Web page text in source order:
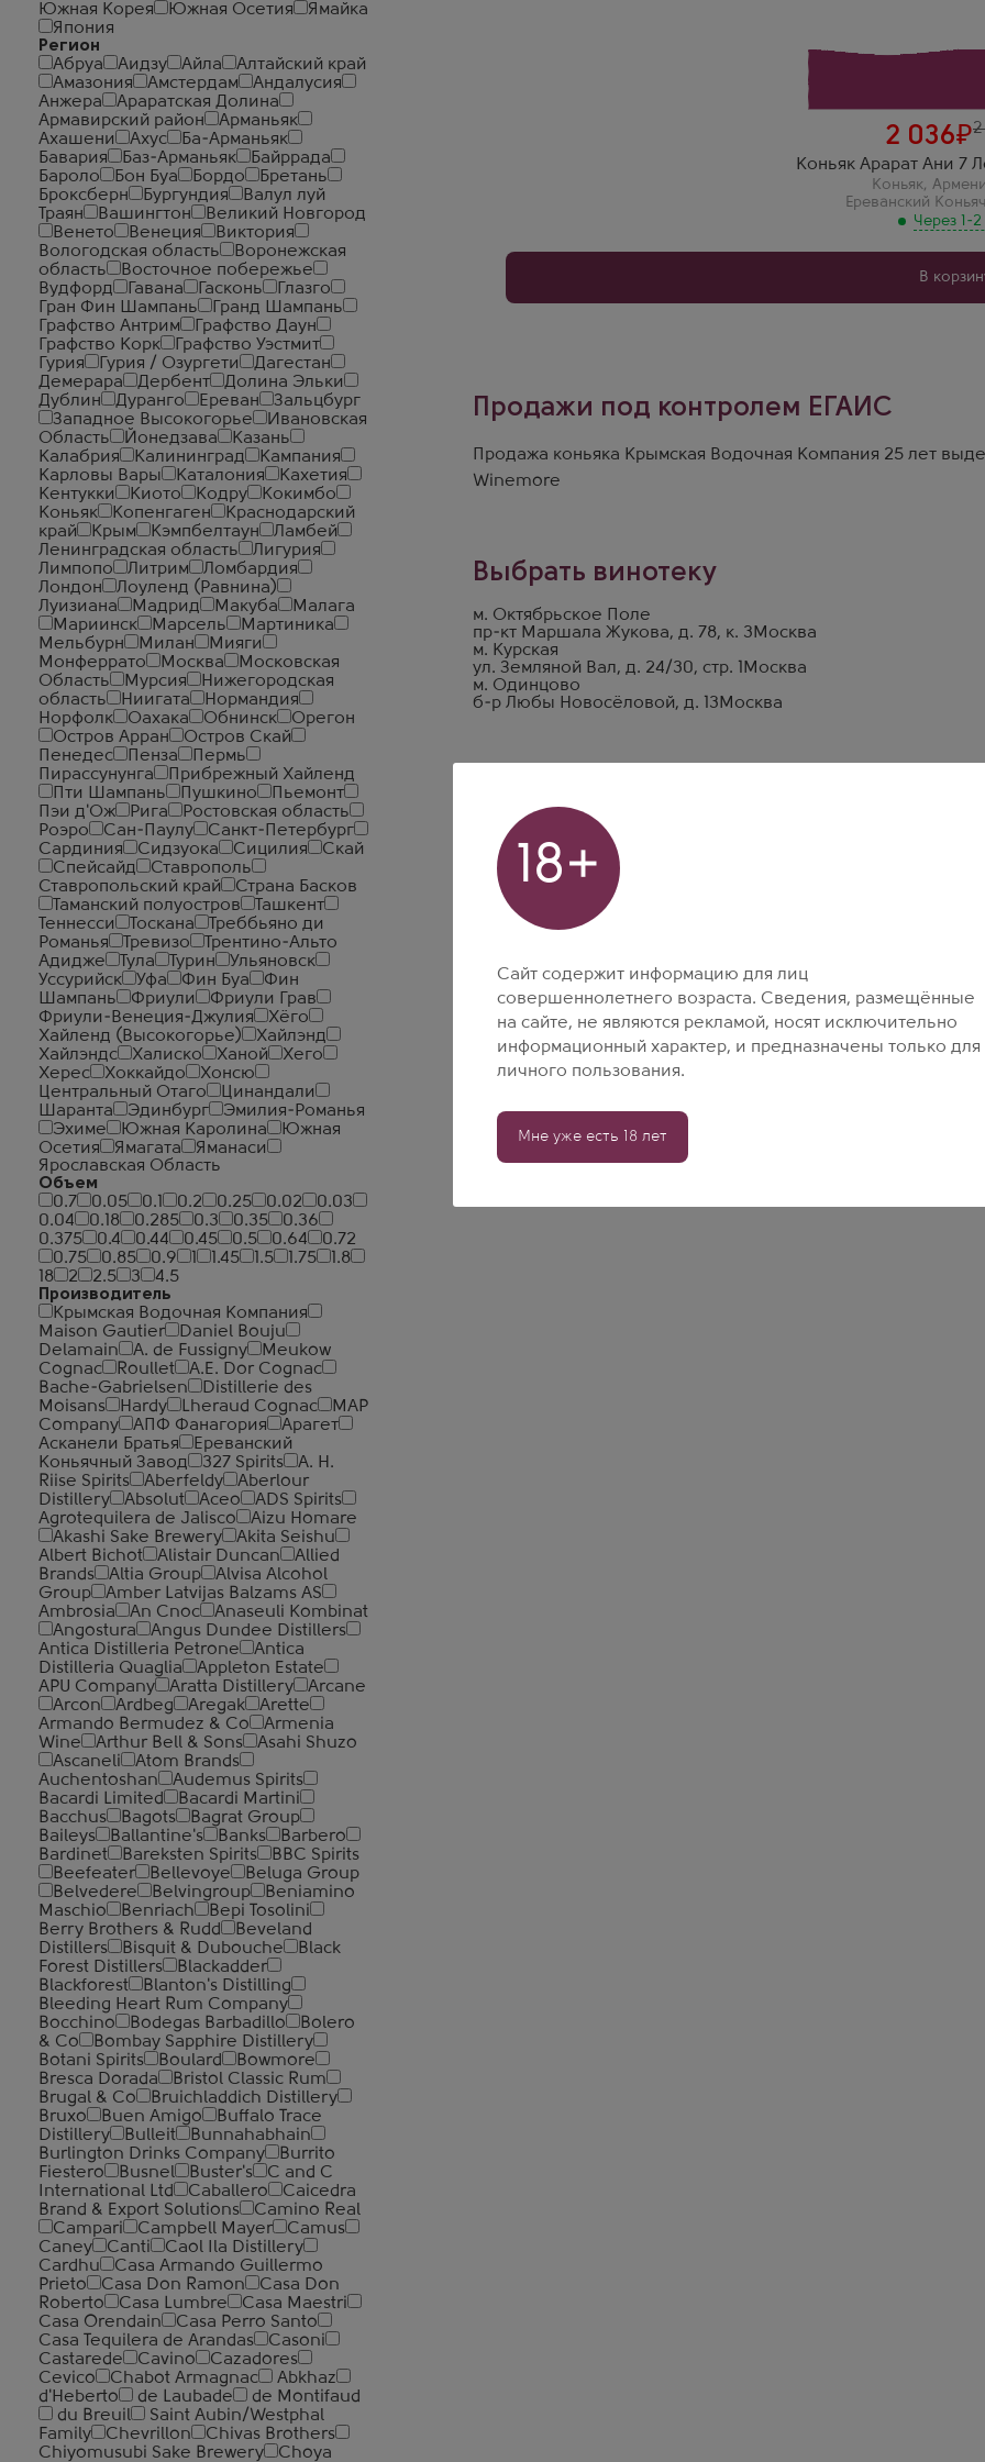
Южная Корея
Южная Осетия
Ямайка
Япония
Регион
Абруа
Аидзу Айла
Алтайский край
Амазония
Амстердам
Андалусия
Анжера
Араратская Долина
Армавирский район
Арманьяк
Ахашени
Ахус
Ба-Арманьяк
Бавария
Баз-Арманьяк
Байррада
Бароло
Бон Буа Бордо
Бретань
Броксберн
Бургундия
Валул луй
Траян
Вашингтон
Великий Новгород
Венето
Венеция
Виктория
Вологодская область
Воронежская
область
Восточное побережье
Вудфорд
Гавана Гасконь
Глазго
Гран Фин Шампань
Гранд Шампань
Графство Антрим
Графство Даун
Графство Корк
Графство Уэстмит
Гурия
Гурия / Озургети
Дагестан
Демерара
Дербент
Долина Эльки
Дублин
Дуранго Ереван
Зальцбург
Западное Высокогорье
Ивановская
Область
Йонедзава
Казань
Калабрия
Калининград
Кампания
Карловы Вары
Каталония
Кахетия
Кентукки
Киото Кодру
Кокимбо
Коньяк
Копенгаген
Краснодарский
край
Крым Кэмпбелтаун
Ламбей
Ленинградская область
Лигурия
Лимпопо
Литрим
Ломбардия
Лондон
Лоуленд (Равнина)
Луизиана
Мадрид Макуба
Малага
Мариинск
Марсель
Мартиника
Мельбурн
Милан
Мияги
Монферрато
Москва
Московская
Область
Мурсия
Нижегородская
область
Ниигата
Нормандия
Норфолк
Оахака Обнинск
Орегон
Остров Арран
Остров Скай
Пенедес
Пенза
Пермь
Пирассунунга
Прибрежный Хайленд
Пти Шампань
Пушкино
Пьемонт
Пэи д'Ож
Рига
Ростовская область
Роэро
Сан-Паулу
Санкт-Петербург
Сардиния
Сидзуока Сицилия
Скай
Спейсайд
Ставрополь
Ставропольский край
Страна Басков
Таманский полуостров
Ташкент
Теннесси
Тоскана
Треббьяно ди
Романья
Тревизо
Трентино-Альто
Адидже
Тула Турин
Ульяновск
Уссурийск
Уфа Фин Буа
Фин
Шампань
Фриули
Фриули Грав
Фриули-Венеция-Джулия
Хёго
Хайленд (Высокогорье)
Хайлэнд
Хайлэндс
Халиско Ханой
Хего
Херес
Хоккайдо
Хонсю
Центральный Отаго
Цинандали
Шаранта
Эдинбург
Эмилия-Романья
Эхиме
Южная Каролина
Южная
Осетия
Ямагата
Яманаси
Ярославская Область
Объем
0.7
0.05 0.1 0.2 0.25 0.02
0.03
0.04
0.18 0.285 0.3 0.35
0.36
0.375
0.4 0.44 0.45 0.5 0.64
0.72
0.75
0.85 0.9 1.45 1.5 1.75
1.8
18
2 2.5 3
4.5
Производитель
Крымская Водочная Компания
Maison Gautier
Daniel Bouju
Delamain
A. de Fussigny
Meukow
Cognac
Roullet
A.E. Dor Cognac
Bache-Gabrielsen
Distillerie des
Moisans
Hardy Lheraud Cognac
MAP
Company
АПФ Фанагория
Арагет
Асканели Братья
Ереванский
Коньячный Завод
327 Spirits
A. H.
Riise Spirits
Aberfeldy
Aberlour
Distillery
Absolut Aceo
ADS Spirits
Agrotequilera de Jalisco
Aizu Homare
Akashi Sake Brewery
Akita Seishu
Albert Bichot
Alistair Duncan
Allied
Brands
Altia Group
Alvisa Alcohol
Group
Amber Latvijas Balzams AS
Ambrosia
An Cnoc
Anaseuli Kombinat
Angostura
Angus Dundee Distillers
Antica Distilleria Petrone
Antica
Distilleria Quaglia
Appleton Estate
APU Company
Aratta Distillery
Arcane
Arcon
Ardbeg Aregak
Arette
Armando Bermudez & Co
Armenia
Wine
Arthur Bell & Sons
Asahi Shuzo
Ascaneli
Atom Brands
Auchentoshan
Audemus Spirits
Bacardi Limited
Bacardi Martini
Bacchus
Bagots
Bagrat Group
Baileys
Ballantine's Banks
Barbero
Bardinet
Bareksten Spirits
BBC Spirits
Beefeater
Bellevoye
Beluga Group
Belvedere
Belvingroup
Beniamino
Maschio
Benriach
Bepi Tosolini
Berry Brothers & Rudd
Beveland
Distillers
Bisquit & Dubouche
Black
Forest Distillers
Blackadder
Blackforest
Blanton's Distilling
Bleeding Heart Rum Company
Bocchino
Bodegas Barbadillo
Bolero
& Co
Bombay Sapphire Distillery
Botani Spirits
Boulard
Bowmore
Bresca Dorada
Bristol Classic Rum
Brugal & Co
Bruichladdich Distillery
Bruxo
Buen Amigo
Buffalo Trace
Distillery
Bulleit
Bunnahabhain
Burlington Drinks Company
Burrito
Fiestero
Busnel Buster's
C and C
International Ltd
Caballero
Caicedra
Brand & Export Solutions
Camino Real
Campari
Campbell Mayer
Camus
Caney
Canti
Caol Ila Distillery
Cardhu
Casa Armando Guillermo
Prieto
Casa Don Ramon
Casa Don
Roberto
Casa Lumbre
Casa Maestri
Casa Orendain
Casa Perro Santo
Casa Tequilera de Arandas
Casoni
Castarede
Cavino
Cazadores
Cevico
Chabot Armagnac
Abkhaz
d'Heberto
de Laubade
de Montifaud
du Breuil
Saint Aubin/Westphal
Family
Chevrillon
Chivas Brothers
Chiyomusubi Sake Brewery
Choya
2 036
Коньяк Арарат Ани 7
Коньяк,
Ереванский
Через 1-
Коньяк Арарат Ани 7 Лет 0.5 л Gift Box — армянский
В
Продажи под контролем ЕГАИС
Продажа коньяка Крымская Водочная Компания 25 лет
Winemore
Выбрать винотеку
м. Октябрьское Поле
пр-кт Маршала Жукова, д. 78, к. 3 Москва
м. Курская
ул. Земляной Вал, д. 24/30, стр. 1
Москва
м. Одинцово
б-р Любы Новосёловой, д. 13 Москва
18+
Сайт содержит информацию для лиц
совершеннолетнего возраста. Сведения, размещённые
на сайте, не являются рекламой, носят исключительно
информационный характер, и предназначены только для
личного пользования.
Мне уже есть 18 лет